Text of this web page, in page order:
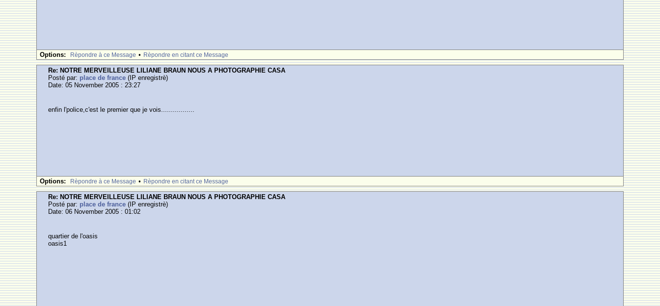
Options: Rèpondre à ce Message • Rèpondre en citant ce Message
Re: NOTRE MERVEILLEUSE LILIANE BRAUN NOUS A PHOTOGRAPHIE CASA
Posté par: place de france (IP enregistrè)
Date: 05 November 2005 : 23:27
enfin l'police,c'est le premier que je vois.................
Options: Rèpondre à ce Message • Rèpondre en citant ce Message
Re: NOTRE MERVEILLEUSE LILIANE BRAUN NOUS A PHOTOGRAPHIE CASA
Posté par: place de france (IP enregistrè)
Date: 06 November 2005 : 01:02
quartier de l'oasis
oasis1